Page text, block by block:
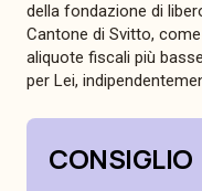
della fondazione di
Cantone di Svitto,
aliquote fiscali più
per Lei,
CONSIGLIO